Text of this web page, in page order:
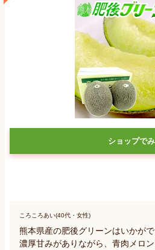
ショップで
ころころあい(40代・女性)
熊本県産の肥後グリーンはいかが
濃厚甘みがありながら、青肉メロ